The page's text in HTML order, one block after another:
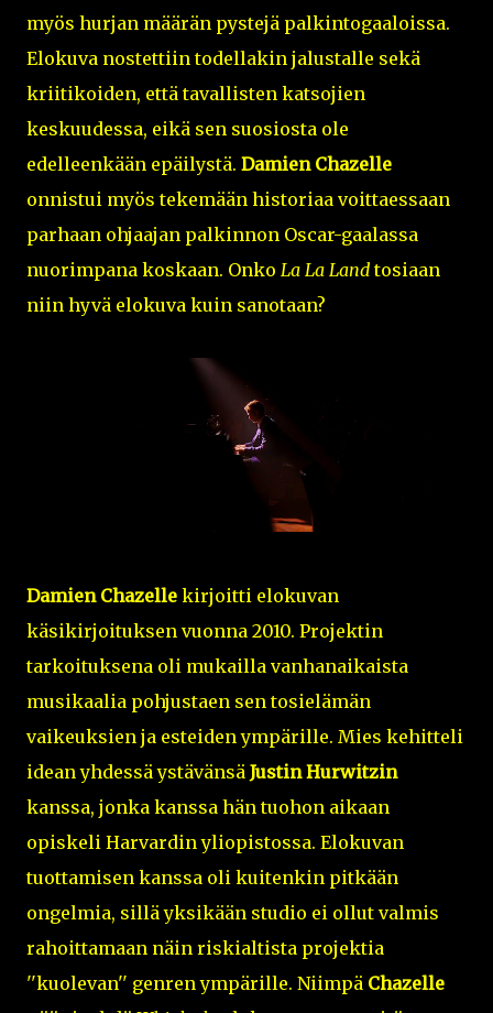
myös hurjan määrän pystejä palkintogaaloissa.
Elokuva nostettiin todellakin jalustalle sekä
kriitikoiden, että tavallisten katsojien
keskuudessa, eikä sen suosiosta ole
edelleenkään epäilystä. Damien Chazelle
onnistui myös tekemään historiaa voittaessaan
parhaan ohjaajan palkinnon Oscar-gaalassa
nuorimpana koskaan. Onko La La Landtosiaan
niin hyvä elokuva kuin sanotaan?
Damien Chazelle kirjoitti elokuvan
käsikirjoituksen vuonna 2010. Projektin
tarkoituksena oli mukailla vanhanaikaista
musikaalia pohjustaen sen tosielämän
vaikeuksien ja esteiden ympärille. Mies kehitteli
idean yhdessä ystävänsä Justin Hurwitzin
kanssa, jonka kanssa hän tuohon aikaan
opiskeli Harvardin yliopistossa. Elokuvan
tuottamisen kanssa oli kuitenkin pitkään
ongelmia, sillä yksikään studio ei ollut valmis
rahoittamaan näin riskialtista projektia
''kuolevan'' genren ympärille. Niimpä Chazelle